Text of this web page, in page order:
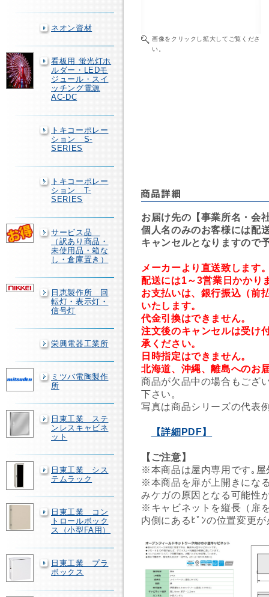
ネオン資材
看板用 蛍光灯ホ
ルダー・LEDモ
ジュール・スイ
ッチング電源
AC-DC
トキコーポレー
ション S-
SERIES
トキコーポレー
ション T-
SERIES
サービス品
（訳あり商品・
未使用品・箱な
し・倉庫置き）
日恵製作所 回
転灯・表示灯・
信号灯
栄興電器工業所
ミツバ電陶製作
所
日東工業 ステ
ンレスキャビネ
ット
日東工業 シス
テムラック
日東工業 コン
トロールボック
ス（小型FA用）
日東工業 プラ
ボックス
画像をクリックし拡大してご覧くださ
い。
お届け先の【事業所名・会
個人名のみのお客様には配
キャンセルとなりますので
メーカーより直送致します
配送には1～3営業日かかり
お支払いは、銀行振込（前
いたします。
代金引換はできません。
注文後のキャンセルは受け
承ください。
日時指定はできません。
北海道、沖縄、離島へのお
商品が欠品中の場合もござ
下さい。
写真は商品シリーズの代表
【詳細PDF】
【ご注意】
※本商品は屋内専用です｡
※本商品を扉が上開きにな
みケガの原因となる可能性
※キャビネットを縦長（扉
内側にあるﾋﾟﾝの位置変更